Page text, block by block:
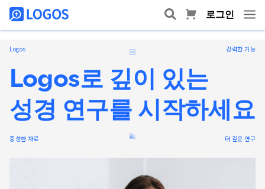
로그인
Logos로 깊이 있는
성경 연구를 시작하세요
Logos 강력한 기능
풍성한 자료 더 깊은 연구